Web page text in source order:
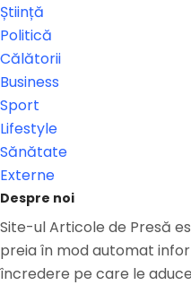
Știință
Politică
Călătorii
Business
Sport
Lifestyle
Sănătate
Externe
Despre noi
Site-ul Articole de Presă
preia în mod automat
încredere pe care le